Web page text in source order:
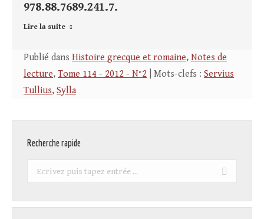
978.88.7689.241.7.
Lire la suite
Publié dans Histoire grecque et romaine, Notes de
lecture, Tome 114 - 2012 - N°2 | Mots-clefs : Servius
Tullius, Sylla
Recherche rapide
Recherche